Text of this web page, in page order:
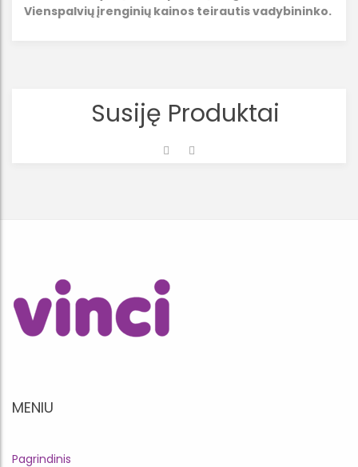
Vienspalvių įrenginių kainos teirautis vadybininko.
Susiję Produktai
MENIU
Pagrindinis